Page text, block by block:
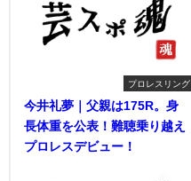
プロレスリング
今井礼夢｜父親は175R。身
長体重を公表！難聴乗り越え
プロレスデビュー！